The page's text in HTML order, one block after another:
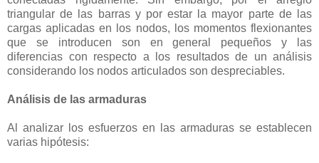
triangular de las barras y por estar la mayor parte de las
cargas aplicadas en los nodos, los momentos flexionantes
que se introducen son en general pequeños y las
diferencias con respecto a los resultados de un análisis
considerando los nodos articulados son despreciables.
Análisis de las armaduras
Al analizar los esfuerzos en las armaduras se establecen
varias hipótesis: